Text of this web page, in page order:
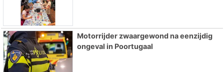
Motorrijder zwaargewond na eenzijdig
ongeval in Poortugaal